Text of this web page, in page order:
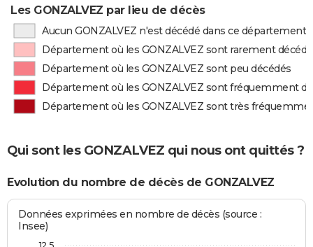
Les GONZALVEZ par lieu de décès
Aucun GONZALVEZ n'est décédé dans ce département
Département où les GONZALVEZ sont rarement
Département où les GONZALVEZ sont peu décédés
Département où les GONZALVEZ sont fréquemment
Département où les GONZALVEZ sont très
Qui sont les GONZALVEZ qui nous ont quittés ?
Evolution du nombre de décès de GONZALVEZ
Données exprimées en nombre de décès (source :
Insee)